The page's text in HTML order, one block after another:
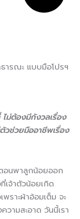
ารณะ แบบมือโปรฯ
ไม่ต้องมีกังวลเรื่อง
ตัวช่วยมืออาชีพเรื่อง
นพาลูกน้อยออก
จ้าตัวน้อยเกิด
ราะผ้าอ้อมเต็ม จะ
วามสะอาด วันนี้เรา